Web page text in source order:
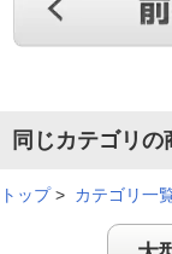
同じカテゴリの
トップ> カテゴリ一